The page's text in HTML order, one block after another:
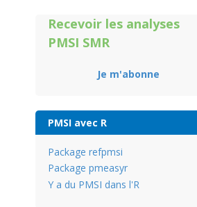
Recevoir les analyses
PMSI SMR
Je m'abonne
PMSI avec R
Package refpmsi
Package pmeasyr
Y a du PMSI dans l'R